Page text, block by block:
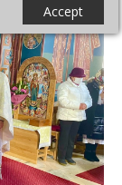
Accept